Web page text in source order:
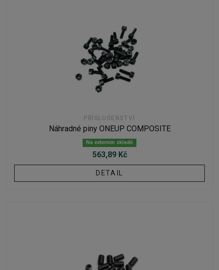
PŘÍSLUŠENSTVÍ
Náhradné piny ONEUP COMPOSITE
Na externím skladě
563,89 Kč
DETAIL